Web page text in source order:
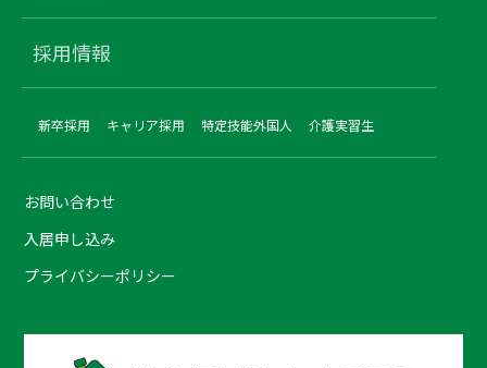
採用情報
新卒採用 キャリア採用 特定技能外国人 介護実習生
お問い合わせ
入居申し込み
プライバシーポリシー